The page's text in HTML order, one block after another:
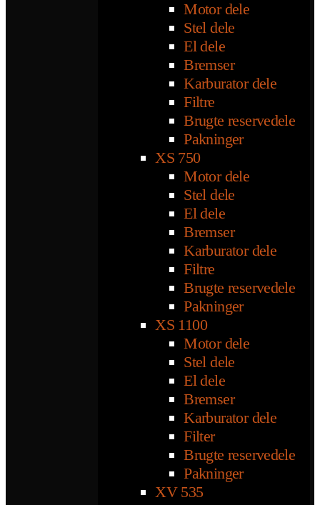
Motor dele
Stel dele
El dele
Bremser
Karburator dele
Filtre
Brugte reservedele
Pakninger
XS 750
Motor dele
Stel dele
El dele
Bremser
Karburator dele
Filtre
Brugte reservedele
Pakninger
XS 1100
Motor dele
Stel dele
El dele
Bremser
Karburator dele
Filter
Brugte reservedele
Pakninger
XV 535